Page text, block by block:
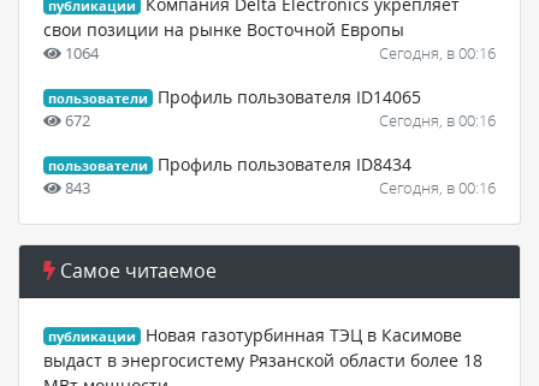
публикации
свои позиции на рынке Восточной Европы
1064 Сегодня, в 00:16
пользователи Профиль пользователя ID14065
672 Сегодня, в 00:16
пользователи Профиль пользователя ID8434
843 Сегодня, в 00:16
Самое читаемое
публикации
Новая газотурбинная ТЭЦ в Касимове
выдаст в энергосистему Рязанской области более 18